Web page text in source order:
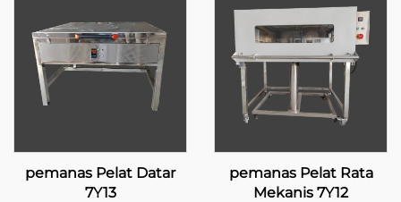
pemanas Pelat Datar
7Y13
pemanas Pelat Rata
Mekanis 7Y12